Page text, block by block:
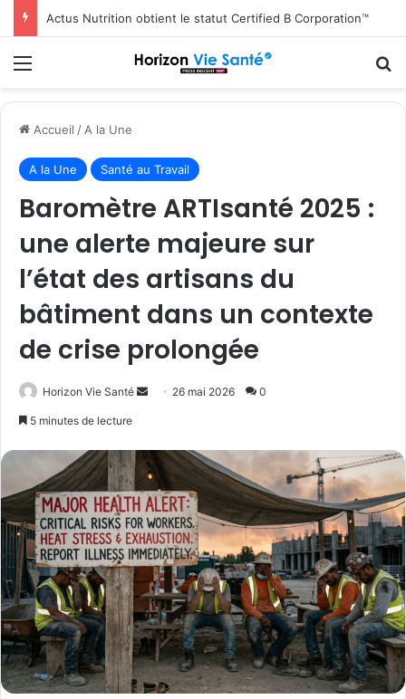
Actus Nutrition obtient le statut Certified B Corporation™
Menu
Accueil /A la Une
A la Une Santé au Travail
Baromètre ARTIsanté 2025 :
une alerte majeure sur
l’état des artisans du
bâtiment dans un contexte
de crise prolongée
Horizon Vie Santé
Envoyer26 mai 2026 0
5 minutes de lecture